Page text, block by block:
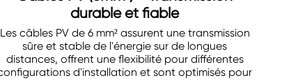
durable et fiable
Les câbles PV de 6 mm² assurent une transmission
sûre et stable de l'énergie sur de longues
distances, offrent une flexibilité pour différentes
d'installation et sont optimisés pour